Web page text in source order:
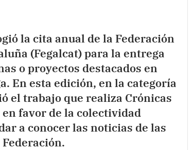
la cita anual de la Federación
(Fegalcat) para la entrega
o proyectos destacados en
En esta edición, en la categoría
el trabajo que realiza Crónicas
favor de la colectividad
a conocer las noticias de las